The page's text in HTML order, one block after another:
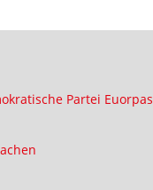
Partei Euorpas